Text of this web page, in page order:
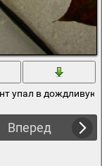
упал в дождливую
Вперед